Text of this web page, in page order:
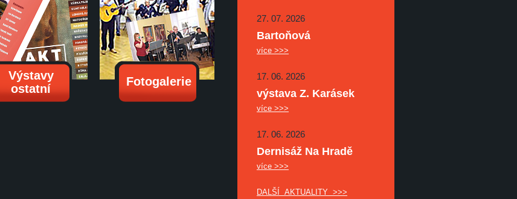
Výstavy
ostatní
Fotogalerie
27. 07. 2026
Bartoňová
více >>>
17. 06. 2026
výstava Z. Karásek
více >>>
17. 06. 2026
Dernisáž Na Hradě
více >>>
DALŠÍ AKTUALITY >>>